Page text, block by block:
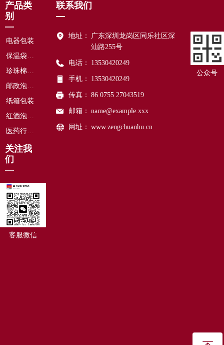
产品类
别
—
电器包装
保温袋包装
珍珠棉包装
邮政泡沫箱
纸箱包装
红酒泡沫箱
医药行业保温包装
关注我
们
—
客服微信
公众号
联系我们
—
地址：
广东深圳龙岗区同乐社区深
汕路255号
电话： 13530420249
手机： 13530420249
传真： 86 0755 27043519
邮箱： name@example.xxx
网址： www.zengchuanhu.cn